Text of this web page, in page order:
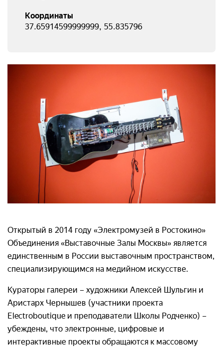
Координаты
37.65914599999999, 55.835796
Открытый в 2014 году «Электромузей в Ростокино»
Объединения «Выставочные Залы Москвы» является
единственным в России выставочным пространством,
специализирующимся на медийном искусстве.
Кураторы галереи – художники Алексей Шульгин и
Аристарх Чернышев (участники проекта
Electroboutique и преподаватели Школы Родченко) –
убеждены, что электронные, цифровые и
интерактивные проекты обращаются к массовому